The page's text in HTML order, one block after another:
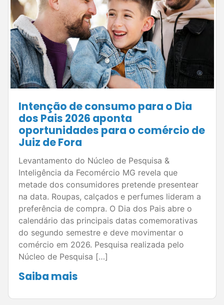
Intenção de consumo para o Dia
dos Pais 2026 aponta
oportunidades para o comércio de
Juiz de Fora
Levantamento do Núcleo de Pesquisa &
Inteligência da Fecomércio MG revela que
metade dos consumidores pretende presentear
na data. Roupas, calçados e perfumes lideram a
preferência de compra. O Dia dos Pais abre o
calendário das principais datas comemorativas
do segundo semestre e deve movimentar o
comércio em 2026. Pesquisa realizada pelo
Núcleo de Pesquisa […]
Saiba mais